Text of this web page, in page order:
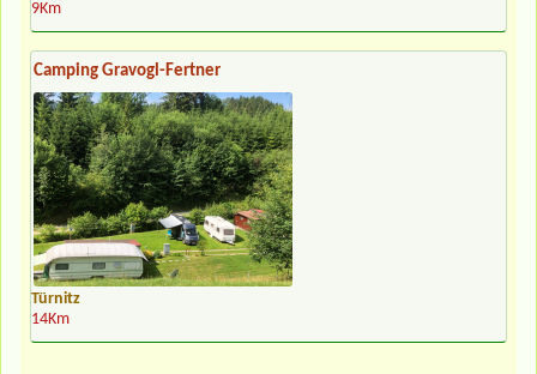
9Km
Camping Gravogl-Fertner
Türnitz
14Km